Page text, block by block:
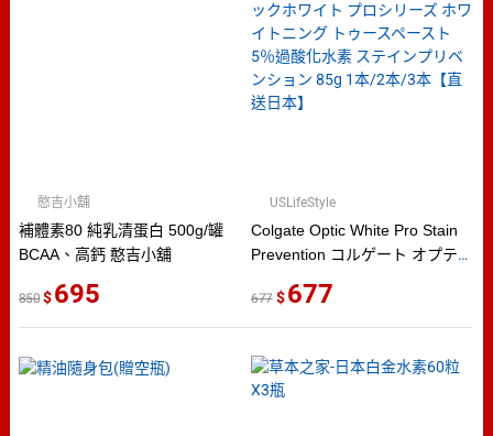
補體素80 純乳清蛋白 500g/罐
BCAA、高鈣 憨吉小舖
憨吉小舖
850 695
Colgate Optic White Pro Stain
Prevention コルゲート オプテ
ホワイトニング トゥースペース
ト 5％過酸化水素 ステインプリ
ベンション 85g 1本/2本/3本【直
送日本】
USLifeStyle
677 677